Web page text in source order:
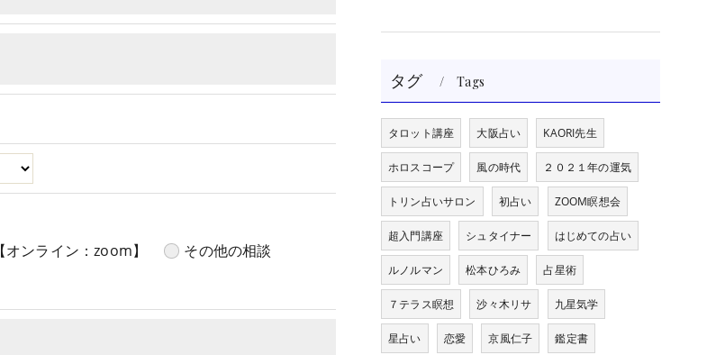
【オンライン：zoom】 その他の相談
タグ Tags
タロット講座 大阪占い KAORI先生
ホロスコープ 風の時代 ２０２１年の運気
トリン占いサロン 初占い ZOOM瞑想会
超入門講座 シュタイナー はじめての占い
ルノルマン 松本ひろみ 占星術
７テラス瞑想 沙々木リサ 九星気学
星占い 恋愛 京風仁子 鑑定書